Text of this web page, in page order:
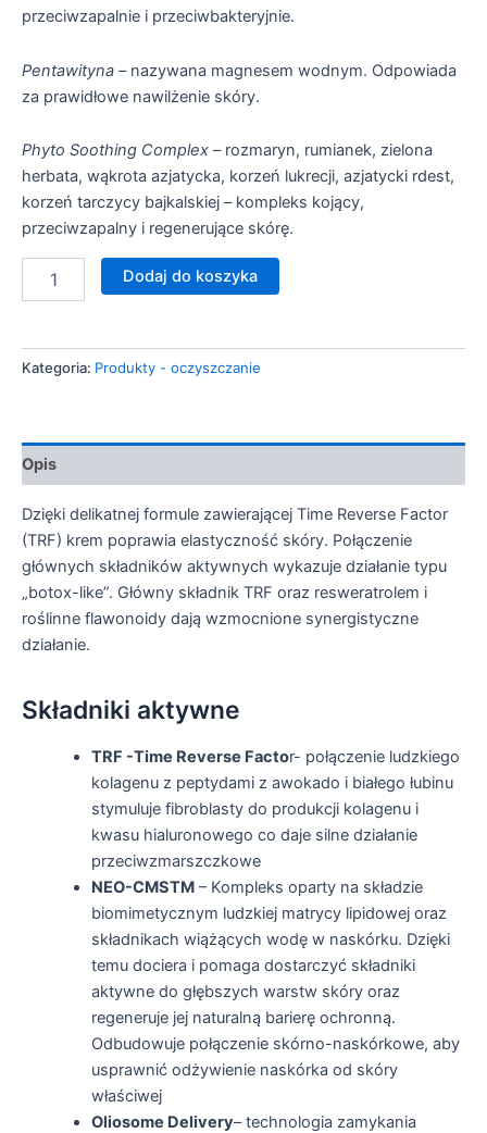
przeciwzapalnie i przeciwbakteryjnie.
Pentawityna – nazywana magnesem wodnym. Odpowiada
za prawidłowe nawilżenie skóry.
Phyto Soothing Complex – rozmaryn, rumianek, zielona
herbata, wąkrota azjatycka, korzeń lukrecji, azjatycki rdest,
korzeń tarczycy bajkalskiej – kompleks kojący,
przeciwzapalny i regenerujące skórę.
Gentle
Bubble
Dodaj do koszyka
Kategoria: Produkty - oczyszczanie
Opis
Dzięki delikatnej formule zawierającej Time Reverse Factor
(TRF) krem poprawia elastyczność skóry. Połączenie
głównych składników aktywnych wykazuje działanie typu
„botox-like”. Główny składnik TRF oraz resweratrolem i
roślinne flawonoidy dają wzmocnione synergistyczne
działanie.
Składniki aktywne
TRF -Time Reverse Factor- połączenie ludzkiego
kolagenu z peptydami z awokado i białego łubinu
stymuluje fibroblasty do produkcji kolagenu i
kwasu hialuronowego co daje silne działanie
przeciwzmarszczkowe
NEO-CMSTM– Kompleks oparty na składzie
biomimetycznym ludzkiej matrycy lipidowej oraz
składnikach wiążących wodę w naskórku. Dzięki
temu dociera i pomaga dostarczyć składniki
aktywne do głębszych warstw skóry oraz
regeneruje jej naturalną barierę ochronną.
Odbudowuje połączenie skórno-naskórkowe, aby
usprawnić odżywienie naskórka od skóry
właściwej
Oliosome Delivery– technologia zamykania